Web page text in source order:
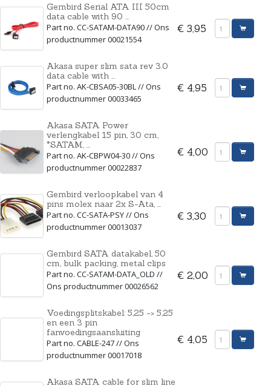
Gembird Serial ATA III 50cm
data cable with 90 ...
Part no. CC-SATAM-DATA90 // Ons
productnummer 00021554
€ 3,95
Akasa super slim sata rev 3.0
data cable with ...
Part no. AK-CBSA05-30BL // Ons
productnummer 00033465
€ 4,95
Akasa SATA Power
verlengkabel 15 pin, 30 cm,
*SATAM, ...
Part no. AK-CBPW04-30 // Ons
productnummer 00022837
€ 4,00
Gembird verloopkabel van 4
pins molex naar 2x S-Ata, ...
Part no. CC-SATA-PSY // Ons
productnummer 00013037
€ 3,30
Gembird SATA datakabel, 50
cm, bulk packing, metal clips
Part no. CC-SATAM-DATA_OLD //
Ons productnummer 00026562
€ 2,00
Voedingsplitskabel: 5,25 -> 5,25
en een 3 pin
fanvoedingsaansluiting
Part no. CABLE-247 // Ons
productnummer 00017018
€ 4,05
Akasa SATA cable for slim line